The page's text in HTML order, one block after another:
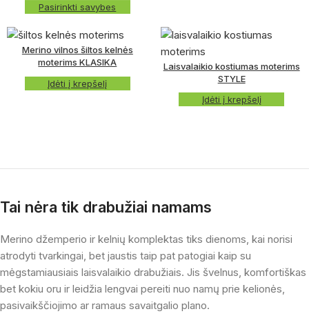
Pasirinkti savybes
Merino vilnos šiltos kelnės
moterims KLASIKA
Įdėti į krepšelį
Laisvalaikio kostiumas moterims
STYLE
Įdėti į krepšelį
Tai nėra tik drabužiai namams
Merino džemperio ir kelnių komplektas tiks dienoms, kai norisi
atrodyti tvarkingai, bet jaustis taip pat patogiai kaip su
mėgstamiausiais laisvalaikio drabužiais. Jis švelnus, komfortiškas
bet kokiu oru ir leidžia lengvai pereiti nuo namų prie kelionės,
pasivaikščiojimo ar ramaus savaitgalio plano.